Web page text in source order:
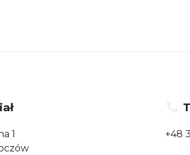
1
+48